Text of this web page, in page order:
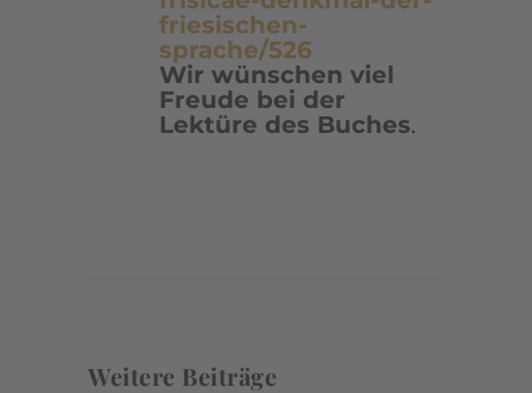
friesischen-
sprache/526
Wir wünschen viel
Freude bei der
Lektüre des Buches.
Weitere Beiträge